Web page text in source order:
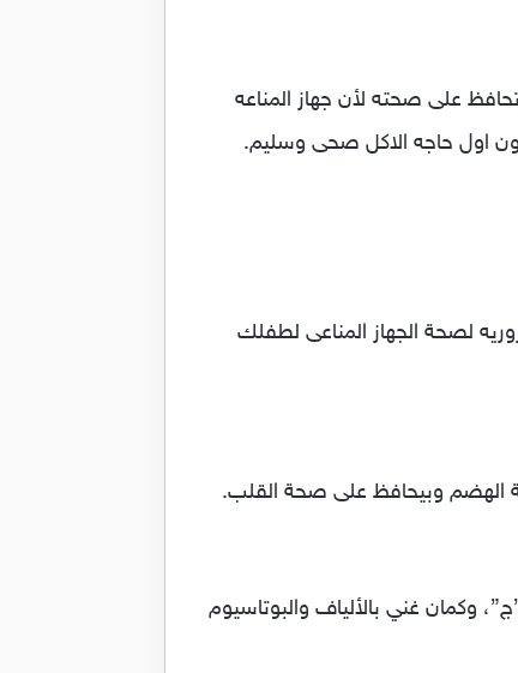
على صحته لأن جهاز المناعه
اول حاجه الاكل صحى وسليم.
لصحة الجهاز المناعى لطفلك
الهضم وبيحافظ على صحة القلب.
وكمان غني بالألياف والبوتاسيوم